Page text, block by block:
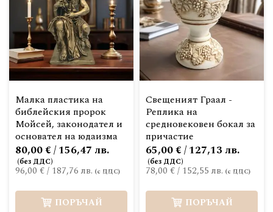
Малка пластика на
библейския пророк
Мойсей, законодател и
основател на юдаизма
96,00 €/ 187,76 лв.
80,00 € / 156,47 лв.
ПОРЪЧАЙ
Свещеният Граал -
Реплика на
средновековен бокал за
причастие
78,00 €/ 152,55 лв.
65,00 € / 127,13 лв.
ПОРЪЧАЙ